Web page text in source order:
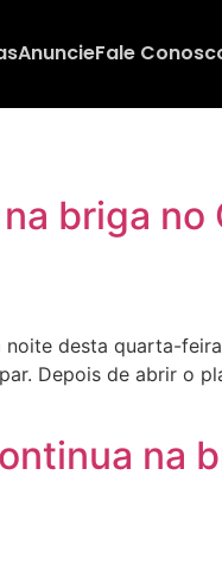
AnuncieFale
briga no
desta quarta-
Depois de abrir o
na